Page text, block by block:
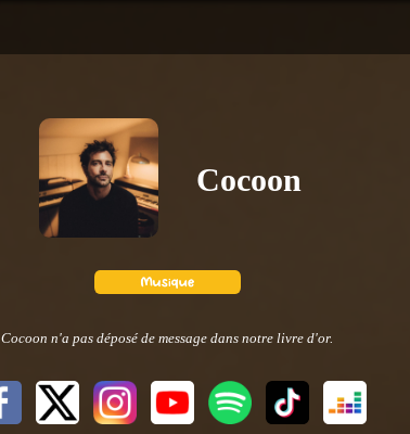
Cocoon
Cocoon n'a pas déposé de message dans notre livre d'or.